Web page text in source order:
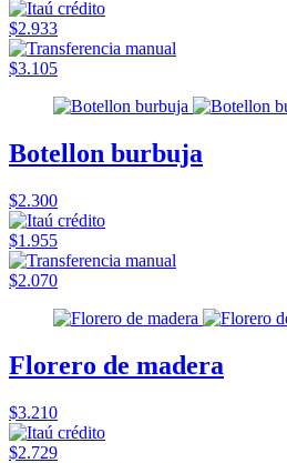
$2.933
$3.105
Botellon burbuja
$2.300
$1.955
$2.070
Florero de madera
$3.210
$2.729